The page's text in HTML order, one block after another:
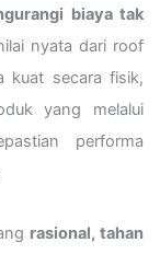
biaya tak
nyata dari roof
kuat secara fisik,
yang melalui
performa
rasional, tahan